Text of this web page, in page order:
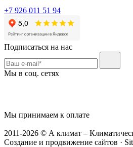
+7 926 011 51 94
Подписаться на нас
Мы в соц. сетях
Мы принимаем к оплате
2011-2026 © А климат –
Создание и продвижение сайтов ·